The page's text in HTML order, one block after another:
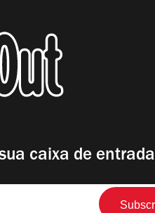
caixa de entrada